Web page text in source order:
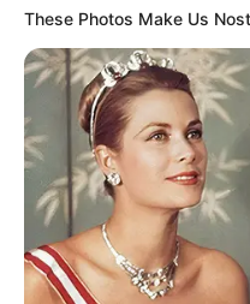
These Photos Make Us